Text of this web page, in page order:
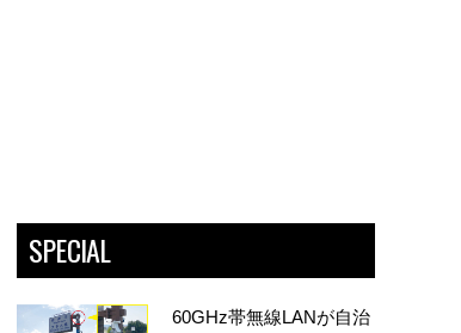
SPECIAL
60GHz帯無線LANが自治